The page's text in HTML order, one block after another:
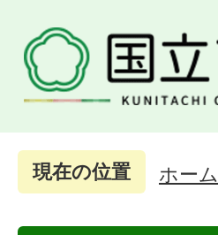
現在の位置 ホーム